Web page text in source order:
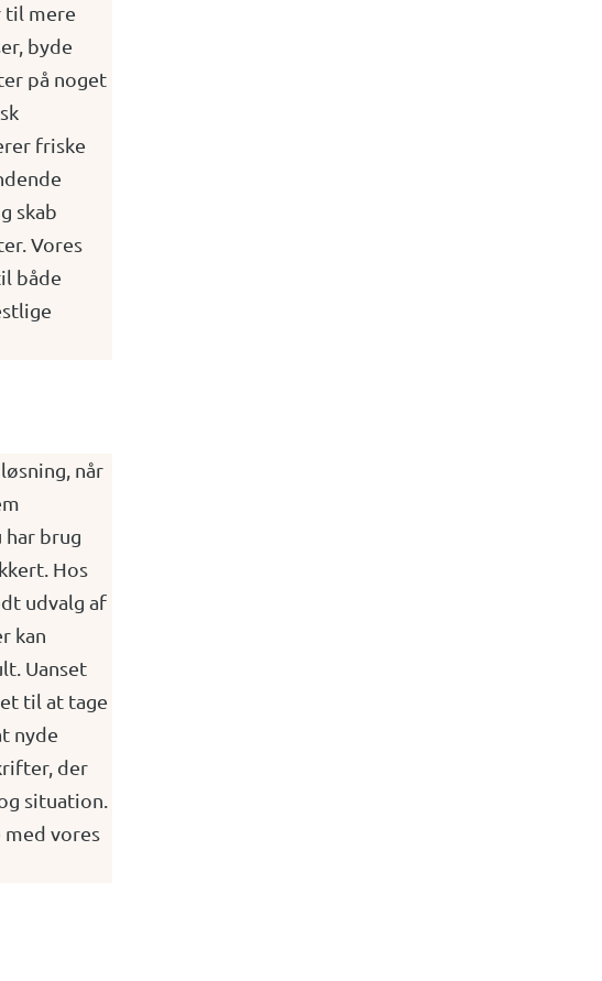
til mere
byde
på noget
friske
skab
Vores
både
når
har brug
Hos
udvalg af
kan
Uanset
til at tage
nyde
der
situation.
med vores